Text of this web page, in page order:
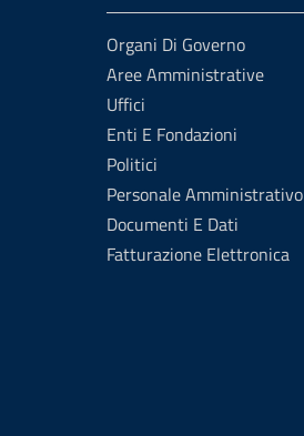
Organi Di Governo
Aree Amministrative
Uffici
Enti E Fondazioni
Politici
Personale Amministrativo
Documenti E Dati
Fatturazione Elettronica